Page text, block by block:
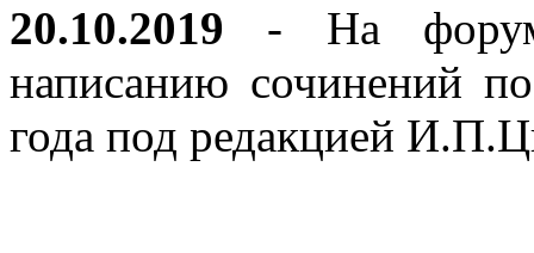
20.10.2019 - На
написанию сочинений
года под редакцией